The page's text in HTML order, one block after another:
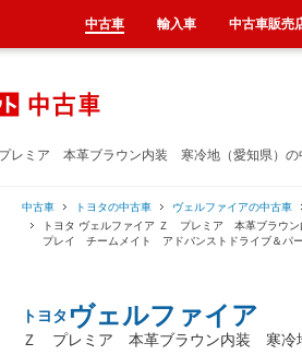
レミア 本革ブラウン内装 寒冷地（愛知県）の
中古車 トヨタの中古車 ヴェルファイアの中古車
トヨタ ヴェルファイア Ｚ プレミア 本革ブラウ
プレイ チームメイト アドバンストドライブ＆
トヨタ ヴェルファイア
Ｚ プレミア 本革ブラウン内装 寒冷
中古車 輸入車 中古車販売